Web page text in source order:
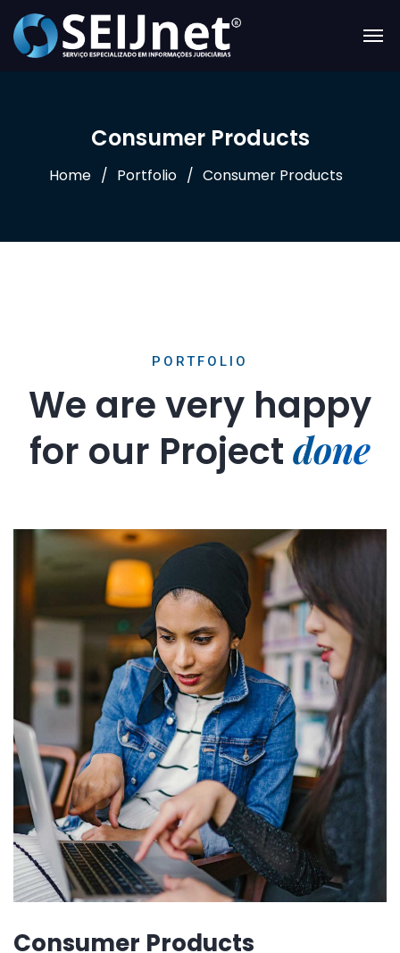
Consumer Products
Home Portfolio Consumer Products
PORTFOLIO
We are very happy
for our Project done
Consumer Products